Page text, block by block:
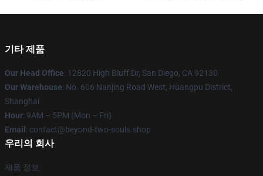
기타 제품
Our Head Office: 12820 High Bluff Dr, San Diego, CA 92130
Our Warehouse: No. 606 Nanjing Road West, Huangpu District,
Shanghai
Hour: 9AM – 5PM (Mon – Fri)
Email : contact@beyond-two-souls.shop
우리의 회사
제품 정보